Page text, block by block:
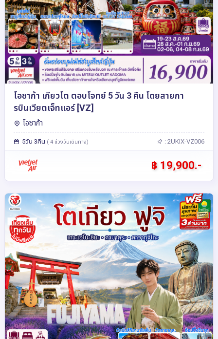
โอซาก้า เกียวโต ตอบโจทย์ 5 วัน 3 คืน โดยสายกา
รบินเวียตเจ็ทแอร์ [VZ]
โอซาก้า
5วัน 3คืน ( 4 ช่วงวันเดินทาง) : 2UKIX-VZ006
฿ 19,900.-